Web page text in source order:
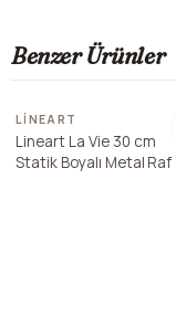
Benzer Ürünler
LINEART
Lineart La Vie 30 cm
Statik Boyalı Metal Raf